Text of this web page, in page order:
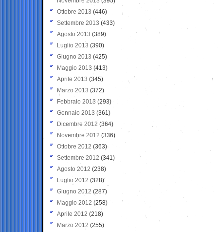
Ottobre 2013 (446)
Settembre 2013 (433)
Agosto 2013 (389)
Luglio 2013 (390)
Giugno 2013 (425)
Maggio 2013 (413)
Aprile 2013 (345)
Marzo 2013 (372)
Febbraio 2013 (293)
Gennaio 2013 (361)
Dicembre 2012 (364)
Novembre 2012 (336)
Ottobre 2012 (363)
Settembre 2012 (341)
Agosto 2012 (238)
Luglio 2012 (328)
Giugno 2012 (287)
Maggio 2012 (258)
Aprile 2012 (218)
Marzo 2012 (255)